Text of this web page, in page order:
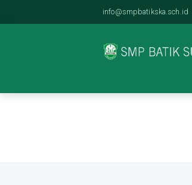
info@smpbatikska.sch.id